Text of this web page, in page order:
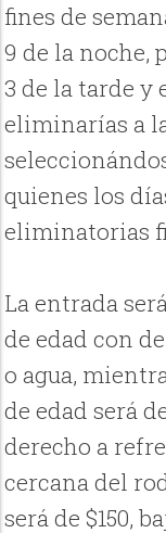
fines de
9 de la noche,
3 de la tarde y
eliminarías a
quienes los
eliminatorias
La entrada
de edad con
o agua,
de edad será
derecho a
cercana del
será de $150,